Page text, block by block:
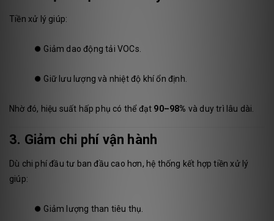
Tiền xử lý giúp:
⏺️ Giảm dao động tải VOCs.
⏺️ Giữ lưu lượng và nhiệt độ khí ổn định.
Nhờ đó, hiệu suất hấp phụ có thể đạt 90–98% và duy trì lâu dài.
3. Giảm chi phí vận hành
Dù chi phí đầu tư ban đầu cao hơn, hệ thống kết hợp tiền xử lý
giúp:
⏺️ Giảm lượng than tiêu thụ.